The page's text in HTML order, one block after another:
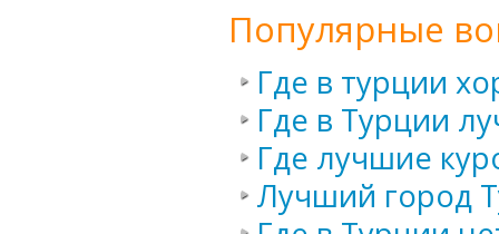
Популярные
Где в турции
Где в Турции
Где лучшие
Лучший город